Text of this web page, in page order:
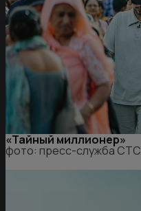
«Тайный миллионер»
фото: пресс-служба СТС